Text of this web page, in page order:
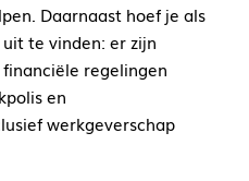
Daarnaast hoef je als
te vinden: er zijn
regelingen
en
werkgeverschap